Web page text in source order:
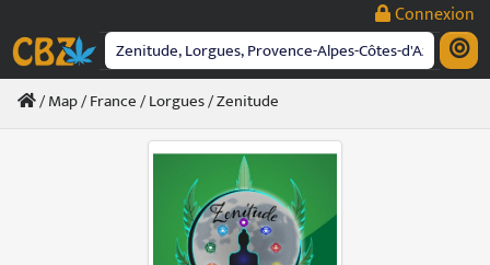
contenu
Connexion
/Map/France/Lorgues/ Zenitude